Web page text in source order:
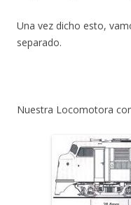
Una vez dicho esto,
separado.
Nuestra Locomotora